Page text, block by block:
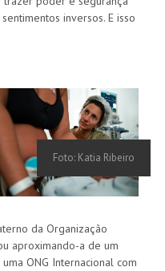
inversos. E isso
Foto: Katia Ribeiro
da Organização
aproximando-a de um
ONG Internacional com